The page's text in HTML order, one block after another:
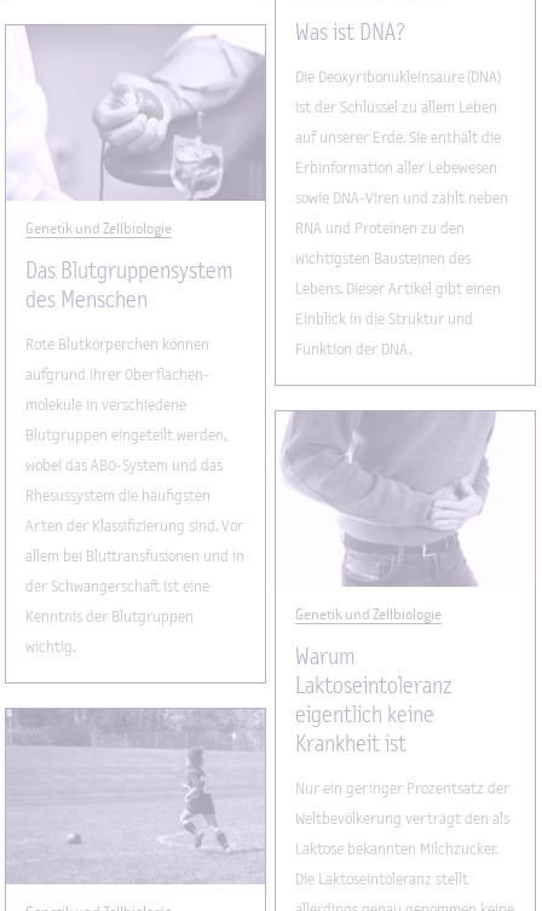
Was ist DNA?
Die Deoxyribonukleinsäure (DNA)
ist der Schlüssel zu allem Leben
auf unserer Erde. Sie enthält die
Erbinformation aller Lebewesen
sowie DNA-Viren und zählt neben
RNA und Proteinen zu den
wichtigsten Bausteinen des
Lebens. Dieser Artikel gibt einen
Einblick in die Struktur und
Funktion der DNA.
Genetik und Zellbiologie
Das Blutgruppensystem
des Menschen
Rote Blutkörperchen können
aufgrund ihrer Oberflächen-
moleküle in verschiedene
Blutgruppen eingeteilt werden,
wobei das AB0-System und das
Rhesussystem die häufigsten
Arten der Klassifizierung sind. Vor
allem bei Bluttransfusionen und in
der Schwangerschaft ist eine
Kenntnis der Blutgruppen
wichtig.
Genetik und Zellbiologie
Warum
Laktoseintoleranz
eigentlich keine
Krankheit ist
Nur ein geringer Prozentsatz der
Weltbevölkerung verträgt den als
Laktose bekannten Milchzucker.
Die Laktoseintoleranz stellt